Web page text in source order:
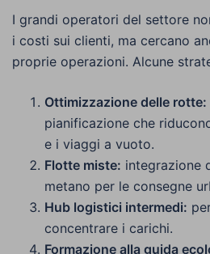
I grandi operatori del settore
i costi sui clienti, ma cercano
proprie operazioni. Alcune
Ottimizzazione delle rotte:
pianificazione che
e i viaggi a vuoto.
Flotte miste: integrazione
metano per le consegne
Hub logistici intermedi:
concentrare i carichi.
Formazione alla guida